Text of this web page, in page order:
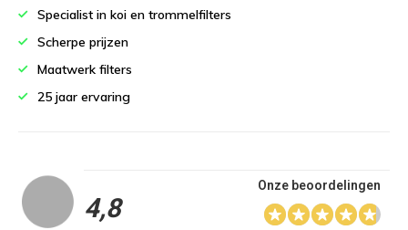
Specialist in koi en trommelfilters
Scherpe prijzen
Maatwerk filters
25 jaar ervaring
4,8
Onze beoordelingen